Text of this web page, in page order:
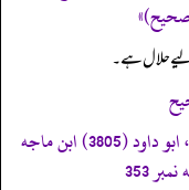
حلال ہے۔
ضعيف، إسناده ضعيف، ابو داود (3805) ابن ماجه